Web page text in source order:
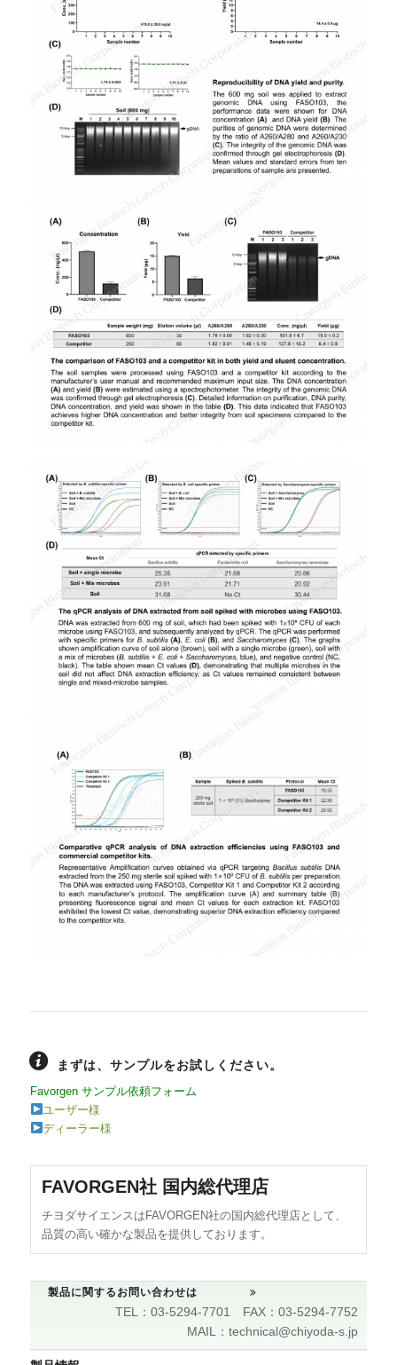
まずは、サンプルをお試しください。
Favorgen サンプル依頼フォーム
ユーザー様
ディーラー様
FAVORGEN社 国内総代理店
チヨダサイエンスはFAVORGEN社の国内総代理店として、
品質の高い確かな製品を提供しております。
製品に関するお問い合わせは
TEL：03-5294-7701 FAX：03-5294-7752
MAIL：technical@chiyoda-s.jp